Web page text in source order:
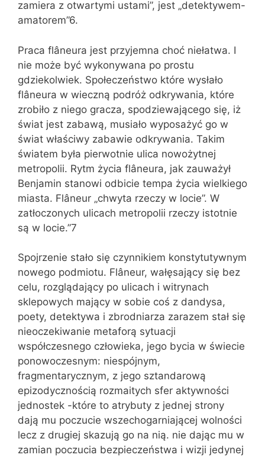
zamiera z otwartymi ustami”, jest „detektywem-
amatorem”6.
Praca flâneura jest przyjemna choć niełatwa. I
nie może być wykonywana po prostu
gdziekolwiek. Społeczeństwo które wysłało
flâneura w wieczną podróż odkrywania, które
zrobiło z niego gracza, spodziewającego się, iż
świat jest zabawą, musiało wyposażyć go w
świat właściwy zabawie odkrywania. Takim
światem była pierwotnie ulica nowożytnej
metropolii. Rytm życia flâneura, jak zauważył
Benjamin stanowi odbicie tempa życia wielkiego
miasta. Flâneur „chwyta rzeczy w locie”. W
zatłoczonych ulicach metropolii rzeczy istotnie
są w locie.”7
Spojrzenie stało się czynnikiem konstytutywnym
nowego podmiotu. Flâneur, wałęsający się bez
celu, rozglądający po ulicach i witrynach
sklepowych mający w sobie coś z dandysa,
poety, detektywa i zbrodniarza zarazem stał się
nieoczekiwanie metaforą sytuacji
współczesnego człowieka, jego bycia w świecie
ponowoczesnym: niespójnym,
fragmentarycznym, z jego sztandarową
epizodycznością rozmaitych sfer aktywności
jednostek -które to atrybuty z jednej strony
dają mu poczucie wszechogarniającej wolności
lecz z drugiej skazują go na nią. nie dając mu w
zamian poczucia bezpieczeństwa i wizji jedynej